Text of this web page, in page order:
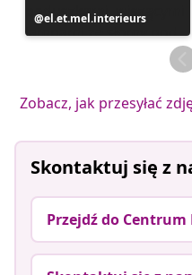
Post
opublikowany
el.et.mel.interieurs
Zobacz, jak przesyłać
Skontaktuj się z
Przejdź do Centrum